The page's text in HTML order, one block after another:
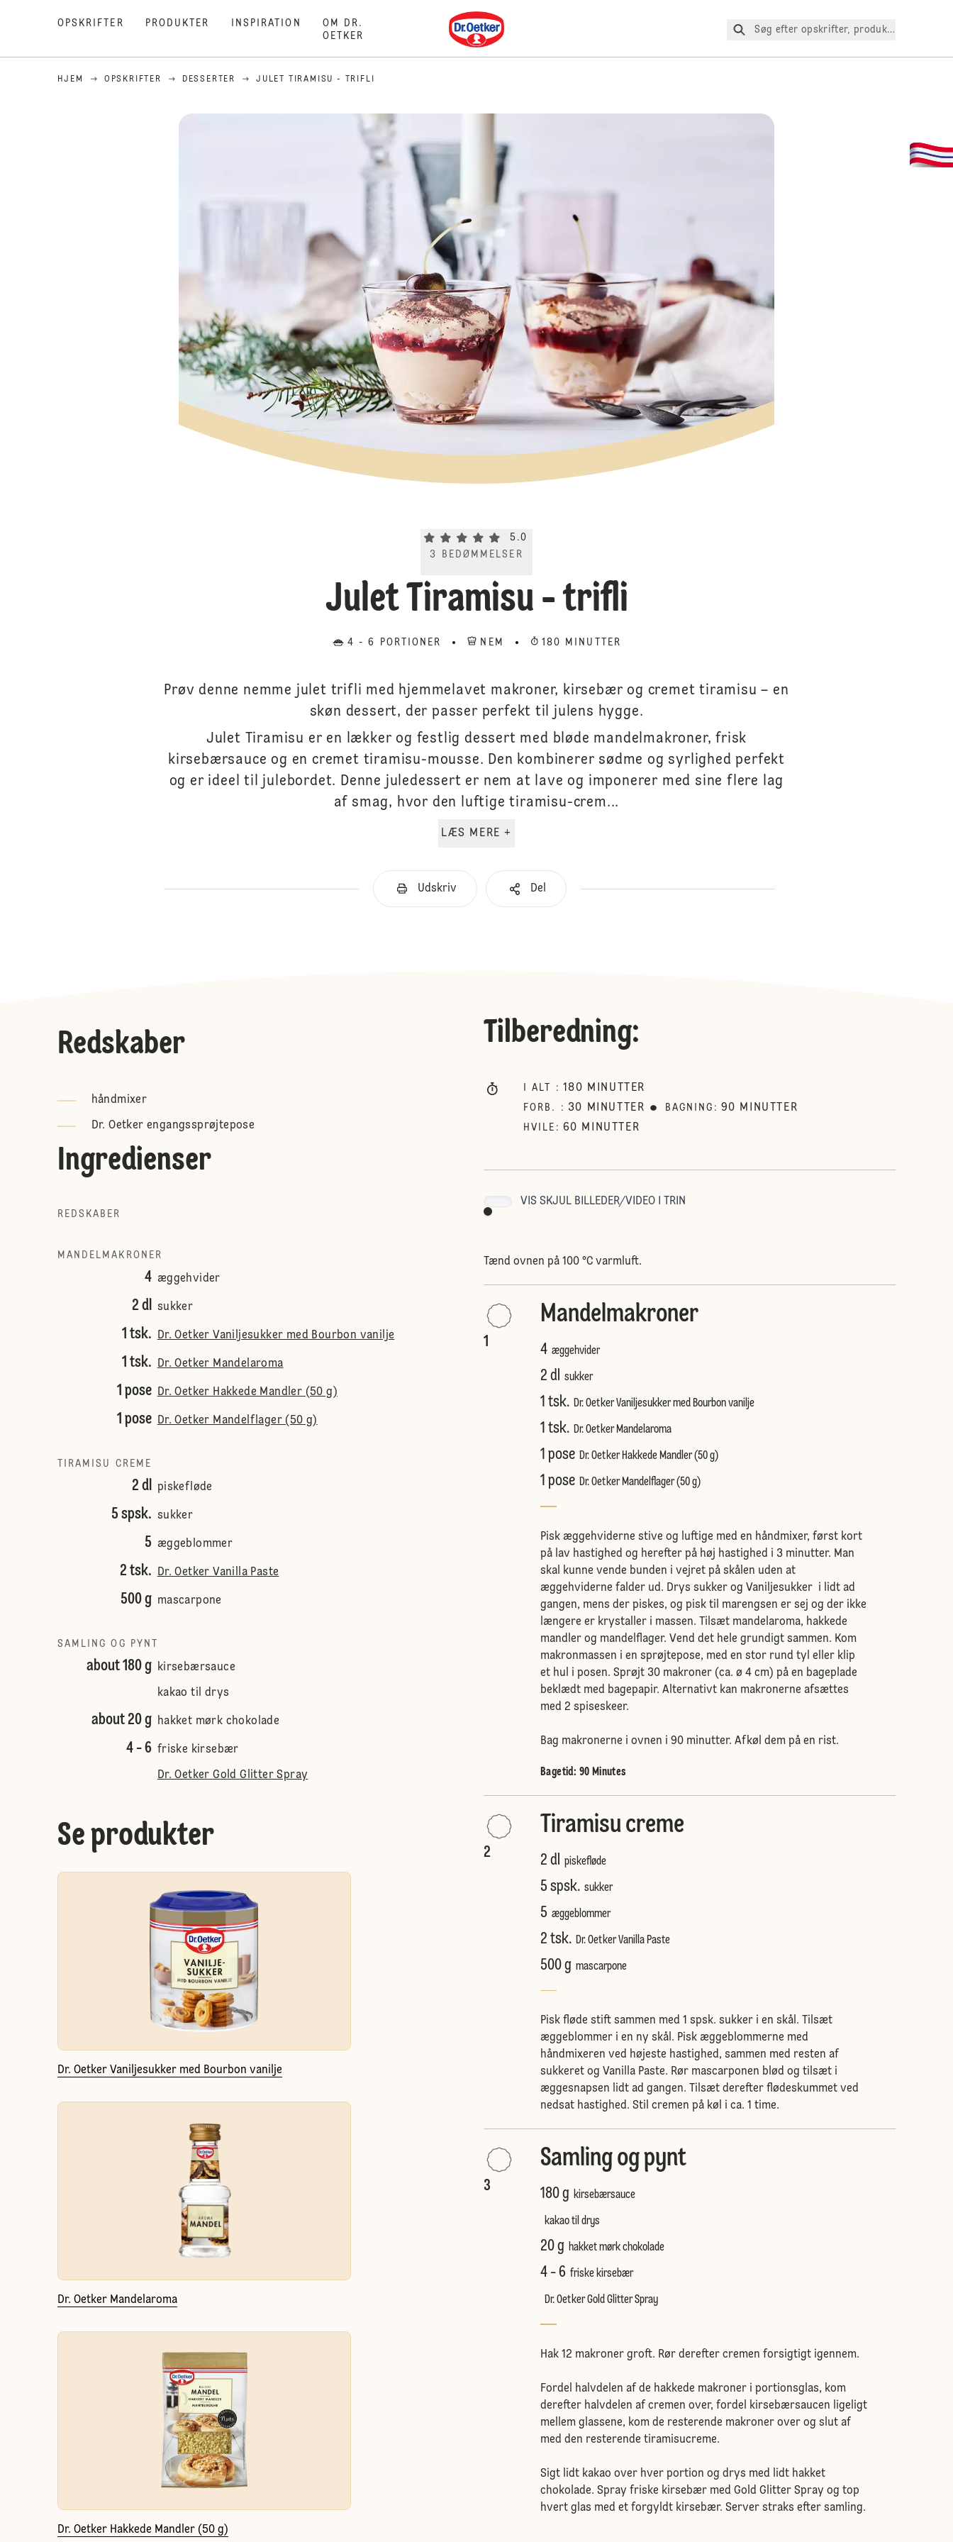
OPSKRIFTER PRODUKTER INSPIRATION
OM DR.
OETKER
Dr. Oetker
Søg efter opskrifter, produkter osv.
HJEM OPSKRIFTER DESSERTER JULET TIRAMISU - TRIFLI
Current rating 5.0. Click to rate.
5.0
3
BEDØMMELSER
Julet Tiramisu - trifli
4 - 6 PORTIONER NEM 180 MINUTTER
Prøv denne nemme julet trifli med hjemmelavet makroner, kirsebær og cremet tiramisu – en
skøn dessert, der passer perfekt til julens hygge.
Julet Tiramisu er en lækker og festlig dessert med bløde mandelmakroner, frisk
kirsebærsauce og en cremet tiramisu-mousse. Den kombinerer sødme og syrlighed perfekt
og er ideel til julebordet. Denne juledessert er nem at lave og imponerer med sine flere lag
af smag, hvor den luftige tiramisu-crem...
LÆS MERE +
Udskriv Del
Redskaber
håndmixer
Dr. Oetker engangssprøjtepose
Ingredienser
REDSKABER
MANDELMAKRONER
4 æggehvider
2 dl sukker
1 tsk. Dr. Oetker Vaniljesukker med Bourbon vanilje
1 tsk. Dr. Oetker Mandelaroma
1 pose Dr. Oetker Hakkede Mandler (50 g)
1 pose Dr. Oetker Mandelflager (50 g)
TIRAMISU CREME
2 dl piskefløde
5 spsk. sukker
5 æggeblommer
2 tsk. Dr. Oetker Vanilla Paste
500 g mascarpone
SAMLING OG PYNT
about 180 g kirsebærsauce
kakao til drys
about 20 g hakket mørk chokolade
4 - 6 friske kirsebær
Dr. Oetker Gold Glitter Spray
Se produkter
Dr. Oetker Vaniljesukker med Bourbon vanilje
Dr. Oetker Mandelaroma
Dr. Oetker Hakkede Mandler (50 g)
Tilberedning:
I ALT : 180 MINUTTER
FORB. : 30 MINUTTER BAGNING : 90 MINUTTER
HVILE : 60 MINUTTER
VIS SKJUL BILLEDER/VIDEO I TRIN
Tænd ovnen på 100 °C varmluft.
1
Mandelmakroner
4 æggehvider
2 dl sukker
1 tsk. Dr. Oetker Vaniljesukker med Bourbon vanilje
1 tsk. Dr. Oetker Mandelaroma
1 pose Dr. Oetker Hakkede Mandler (50 g)
1 pose Dr. Oetker Mandelflager (50 g)
Pisk æggehviderne stive og luftige med en håndmixer, først kort
på lav hastighed og herefter på høj hastighed i 3 minutter. Man
skal kunne vende bunden i vejret på skålen uden at
æggehviderne falder ud. Drys sukker og Vaniljesukker i lidt ad
gangen, mens der piskes, og pisk til marengsen er sej og der ikke
længere er krystaller i massen. Tilsæt mandelaroma, hakkede
mandler og mandelflager. Vend det hele grundigt sammen. Kom
makronmassen i en sprøjtepose, med en stor rund tyl eller klip
et hul i posen. Sprøjt 30 makroner (ca. ø 4 cm) på en bageplade
beklædt med bagepapir. Alternativt kan makronerne afsættes
med 2 spiseskeer.
Bag makronerne i ovnen i 90 minutter. Afkøl dem på en rist.
Bagetid: 90 Minutes
2
Tiramisu creme
2 dl piskefløde
5 spsk. sukker
5 æggeblommer
2 tsk. Dr. Oetker Vanilla Paste
500 g mascarpone
Pisk fløde stift sammen med 1 spsk. sukker i en skål. Tilsæt
æggeblommer i en ny skål. Pisk æggeblommerne med
håndmixeren ved højeste hastighed, sammen med resten af
sukkeret og Vanilla Paste. Rør mascarponen blød og tilsæt i
æggesnapsen lidt ad gangen. Tilsæt derefter flødeskummet ved
nedsat hastighed. Stil cremen på køl i ca. 1 time.
3
Samling og pynt
180 g kirsebærsauce
kakao til drys
20 g hakket mørk chokolade
4 - 6 friske kirsebær
Dr. Oetker Gold Glitter Spray
Hak 12 makroner groft. Rør derefter cremen forsigtigt igennem.
Fordel halvdelen af de hakkede makroner i portionsglas, kom
derefter halvdelen af cremen over, fordel kirsebærsaucen ligeligt
mellem glassene, kom de resterende makroner over og slut af
med den resterende tiramisucreme.
Sigt lidt kakao over hver portion og drys med lidt hakket
chokolade. Spray friske kirsebær med Gold Glitter Spray og top
hvert glas med et forgyldt kirsebær. Server straks efter samling.